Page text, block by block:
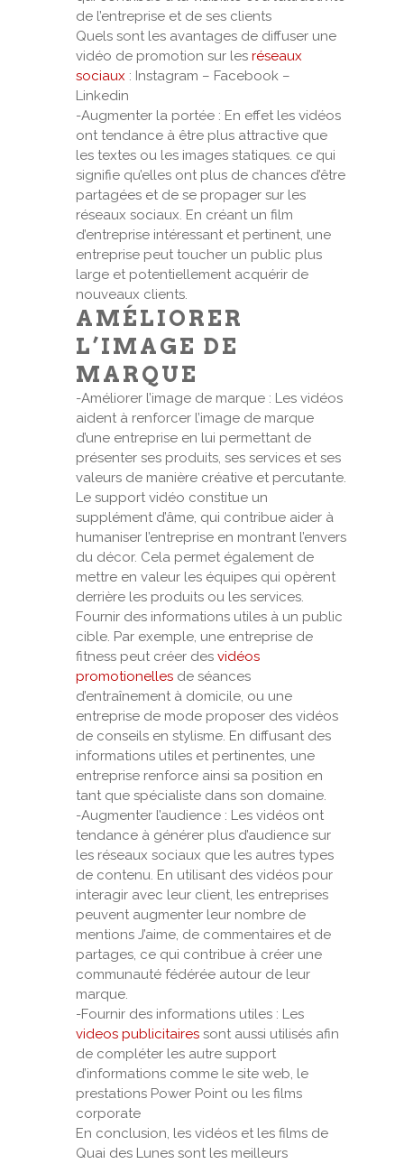
de l’entreprise et de ses clients
Quels sont les avantages de diffuser une
vidéo de promotion sur les réseaux
sociaux : Instagram – Facebook –
Linkedin
-Augmenter la portée : En effet les vidéos
ont tendance à être plus attractive que
les textes ou les images statiques. ce qui
signifie qu’elles ont plus de chances d’être
partagées et de se propager sur les
réseaux sociaux. En créant un film
d’entreprise intéressant et pertinent, une
entreprise peut toucher un public plus
large et potentiellement acquérir de
nouveaux clients.
AMÉLIORER
L’IMAGE DE
MARQUE
-Améliorer l’image de marque : Les vidéos
aident à renforcer l’image de marque
d’une entreprise en lui permettant de
présenter ses produits, ses services et ses
valeurs de manière créative et percutante.
Le support vidéo constitue un
supplément d’âme, qui contribue aider à
humaniser l’entreprise en montrant l’envers
du décor. Cela permet également de
mettre en valeur les équipes qui opèrent
derrière les produits ou les services.
Fournir des informations utiles à un public
cible. Par exemple, une entreprise de
fitness peut créer des vidéos
promotionelles de séances
d’entraînement à domicile, ou une
entreprise de mode proposer des vidéos
de conseils en stylisme. En diffusant des
informations utiles et pertinentes, une
entreprise renforce ainsi sa position en
tant que spécialiste dans son domaine.
-Augmenter l’audience : Les vidéos ont
tendance à générer plus d’audience sur
les réseaux sociaux que les autres types
de contenu. En utilisant des vidéos pour
interagir avec leur client, les entreprises
peuvent augmenter leur nombre de
mentions J’aime, de commentaires et de
partages, ce qui contribue à créer une
communauté fédérée autour de leur
marque.
-Fournir des informations utiles : Les
videos publicitaires sont aussi utilisés afin
de compléter les autre support
d’informations comme le site web, le
prestations Power Point ou les films
corporate
En conclusion, les vidéos et les films de
Quai des Lunes sont les meilleurs